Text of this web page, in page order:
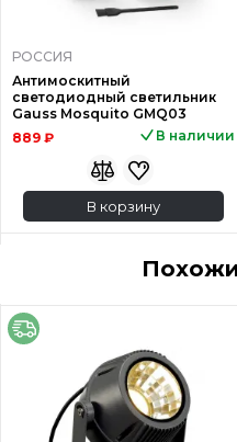
РОССИЯ
Антимоскитный
светодиодный светильник
Gauss Mosquito GMQ03
889 ₽
В наличии
В корзину